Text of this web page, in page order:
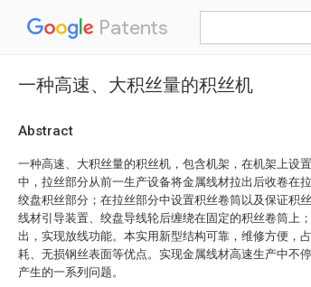
Patents
一种高速、大积丝量的积丝机
Abstract
一种高速、大积丝量的积丝机，包含机架，在机架上设
中，拉丝部分从前一生产设备将金属线材拉出后收卷在
绞盘积丝部分；在拉丝部分中设置积丝卷筒以及保证积
线材引导装置、绞盘导线轮后缠绕在固定的积丝卷筒上
出，实现放线功能。本实用新型结构可靠，维修方便，
耗、无损钢丝表面等优点。实现金属线材高速生产中不
产生的一系列问题。